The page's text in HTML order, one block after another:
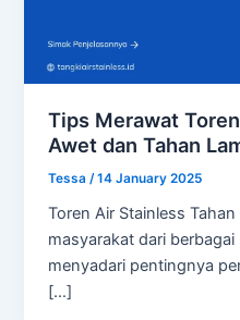
Tips Merawat
Awet dan Tahan
Tessa /14 January 2025
Toren Air Stainless
masyarakat dari
menyadari pentingnya
[…]